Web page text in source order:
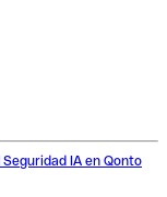
Seguridad IA en Qonto